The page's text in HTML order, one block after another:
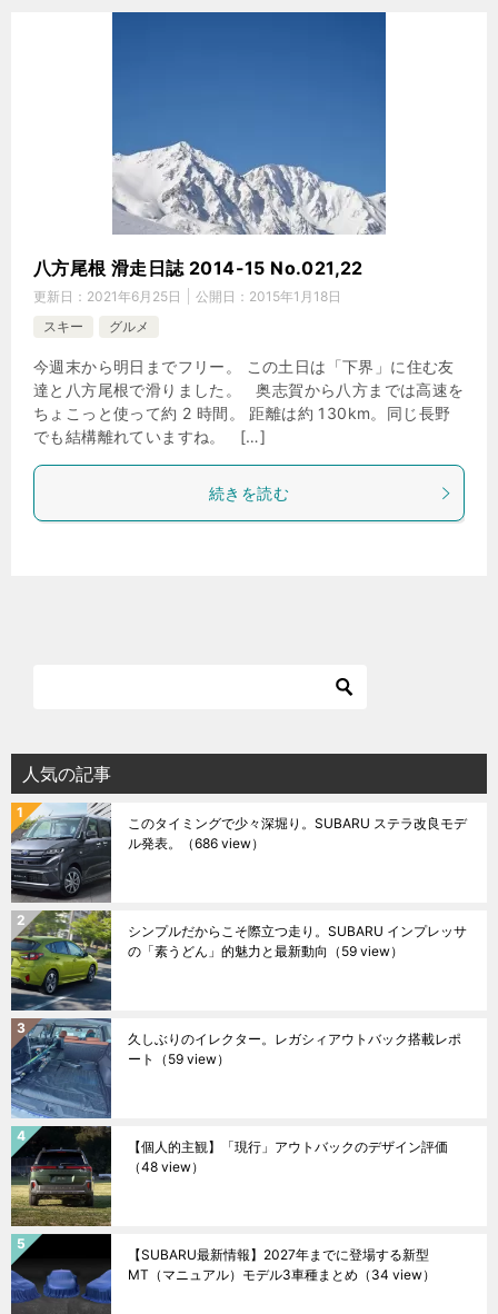
八方尾根 滑走日誌 2014-15 No.021,22
更新日： 2021年6月25日 公開日： 2015年1月18日
スキー
グルメ
今週末から明日までフリー。 この土日は「下界」に住む友
達と八方尾根で滑りました。 奥志賀から八方までは高速を
ちょこっと使って約 2 時間。 距離は約 130km。同じ長野
でも結構離れていますね。 […]
続きを読む
人気の記事
このタイミングで少々深堀り。SUBARU ステラ改良モデ
ル発表。
（686 view）
シンプルだからこそ際立つ走り。SUBARU インプレッサ
の「素うどん」的魅力と最新動向 （59 view）
久しぶりのイレクター。レガシィアウトバック搭載レポ
ート
（59 view）
【個人的主観】「現行」アウトバックのデザイン評価
（48 view）
【SUBARU最新情報】2027年までに登場する新型
MT（マニュアル）モデル3車種まとめ （34 view）